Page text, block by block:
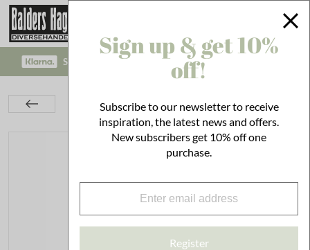
SAFE PAYMENT WITH KLARNA CHECKOUT!
Dishwashing Gel Apple/Thyme
Sign up & get 10%
off!
Subscribe to our newsletter to receive
inspiration, the latest news and offers.
New subscribers get 10% off one
purchase.
Register